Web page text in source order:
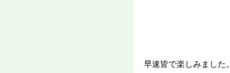
早速皆で楽しみました